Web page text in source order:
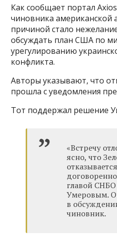
Как сообщает портал
чиновника американской
причиной стало
обсуждать план США по
урегулированию
конфликта.
Авторы указывают, что
прошла с уведомления
Тот поддержал решение
«Встречу
ясно, что
главой
Умеровым.
в
чиновник.